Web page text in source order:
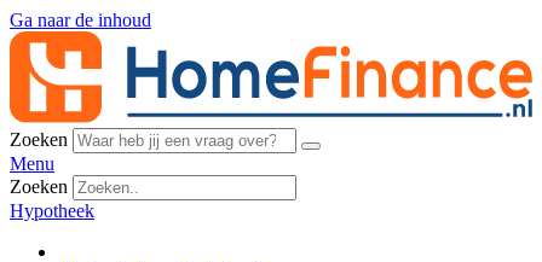
Ga naar de inhoud
Zoeken
Menu
Zoeken
Hypotheek